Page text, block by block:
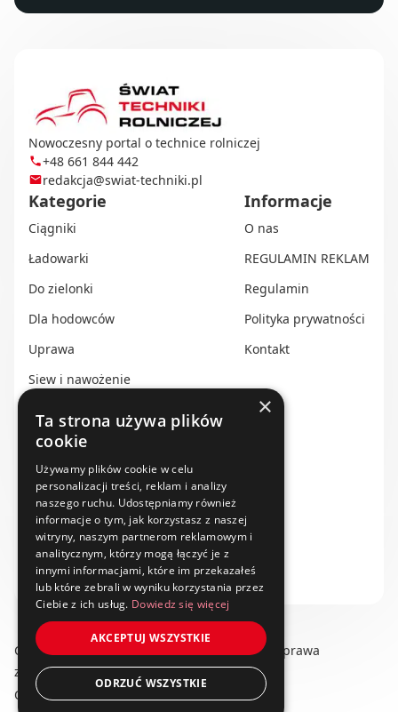
Nowoczesny portal o technice rolniczej
+48 661 844 442
redakcja@swiat-techniki.pl
Kategorie
Ciągniki
Ładowarki
Do zielonki
Dla hodowców
Uprawa
Siew i nawożenie
Transport i przechowywanie
Do zbioru
Rolnictwo precyzyjne
Dealerzy
Ze świata techniki rolniczej
Informacje
O nas
REGULAMIN REKLAM
Regulamin
Polityka prywatności
Kontakt
Copyright © 2025 swiat-techniki.pl. Wszelkie prawa
zastrzeżone.
Obserwuj nas na:
×
Ta strona używa plików
cookie
Używamy plików cookie w celu
personalizacji treści, reklam i analizy
naszego ruchu. Udostępniamy również
informacje o tym, jak korzystasz z naszej
witryny, naszym partnerom reklamowym i
analitycznym, którzy mogą łączyć je z
innymi informacjami, które im przekazałeś
lub które zebrali w wyniku korzystania przez
Ciebie z ich usług. Dowiedz się więcej
AKCEPTUJ WSZYSTKIE
ODRZUĆ WSZYSTKIE